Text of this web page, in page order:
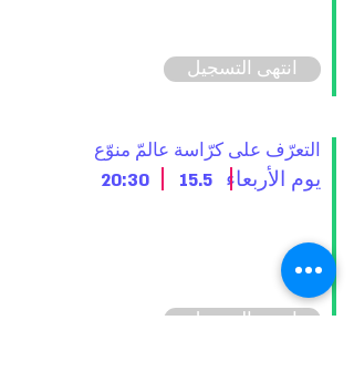
انتهى التسجيل
التعرّف على كرّاسة عالمّ منوّع
يوم الأربعاء 15.5
20:30
انتهى التسجيل